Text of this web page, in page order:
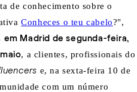
de conhecimento sobre o
Conheces o teu cabelo?",
em Madrid de segunda-feira,
, a clientes, profissionais do
e, na sexta-feira 10 de
com um número